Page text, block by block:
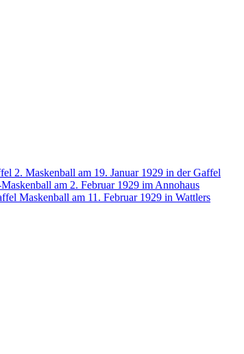
2. Maskenball am 19. Januar 1929 in der Gaffel
am 2. Februar 1929 im Annohaus
Maskenball am 11. Februar 1929 in Wattlers